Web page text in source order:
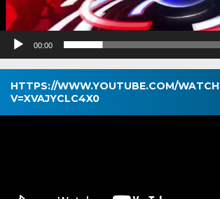
00:00
HTTPS://WWW.YOUTUBE.COM/
V=XVAJYCLC4X0
Pemutar